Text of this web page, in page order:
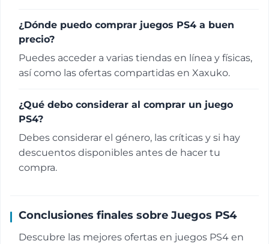
¿Dónde puedo comprar juegos PS4 a buen
precio?
Puedes acceder a varias tiendas en línea y físicas,
así como las ofertas compartidas en Xaxuko.
¿Qué debo considerar al comprar un juego
PS4?
Debes considerar el género, las críticas y si hay
descuentos disponibles antes de hacer tu
compra.
Conclusiones finales sobre Juegos PS4
Descubre las mejores ofertas en juegos PS4 en